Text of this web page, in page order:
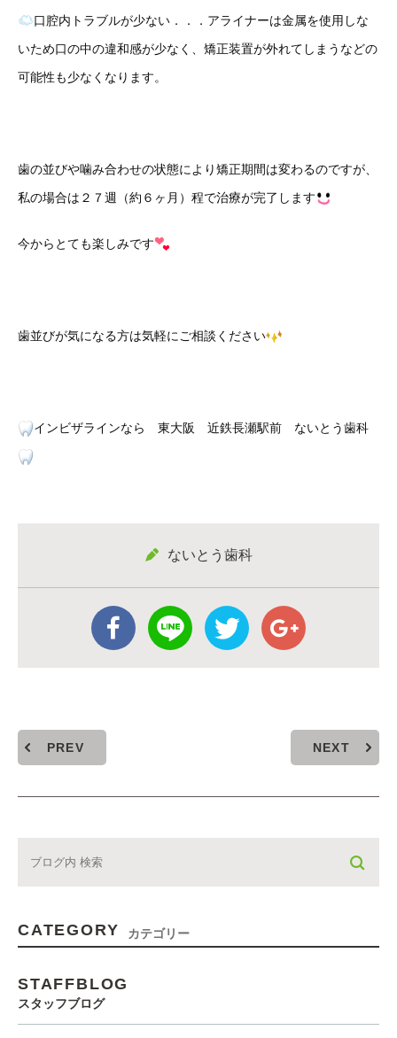
口腔内トラブルが少ない．．．アライナーは金属を使用しな
いため口の中の違和感が少なく、矯正装置が外れてしまうなどの
可能性も少なくなります。
歯の並びや噛み合わせの状態により矯正期間は変わるのですが、
私の場合は２７週（約６ヶ月）程で治療が完了します
今からとても楽しみです
歯並びが気になる方は気軽にご相談ください
インビザラインなら 東大阪 近鉄長瀬駅前 ないとう歯科
ないとう歯科
PREV NEXT
CATEGORY カテゴリー
STAFFBLOG
スタッフブログ